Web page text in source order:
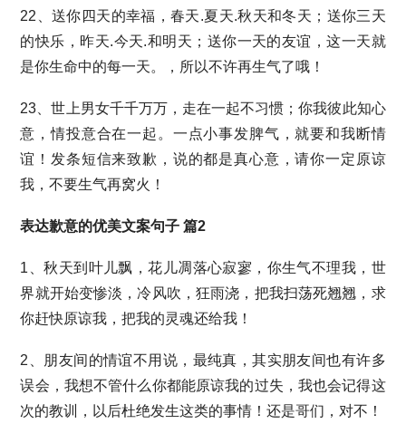
22、送你四天的幸福，春天.夏天.秋天和冬天；送你三天
的快乐，昨天.今天.和明天；送你一天的友谊，这一天就
是你生命中的每一天。，所以不许再生气了哦！
23、世上男女千千万万，走在一起不习惯；你我彼此知心
意，情投意合在一起。一点小事发脾气，就要和我断情
谊！发条短信来致歉，说的都是真心意，请你一定原谅
我，不要生气再窝火！
表达歉意的优美文案句子 篇2
1、秋天到叶儿飘，花儿凋落心寂寥，你生气不理我，世
界就开始变惨淡，冷风吹，狂雨浇，把我扫荡死翘翘，求
你赶快原谅我，把我的灵魂还给我！
2、朋友间的情谊不用说，最纯真，其实朋友间也有许多
误会，我想不管什么你都能原谅我的过失，我也会记得这
次的教训，以后杜绝发生这类的事情！还是哥们，对不！